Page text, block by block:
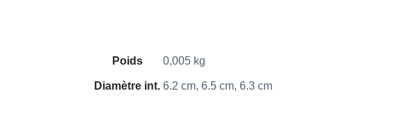
Poids 0,005 kg
Diamètre int. 6.2 cm, 6.5 cm, 6.3 cm